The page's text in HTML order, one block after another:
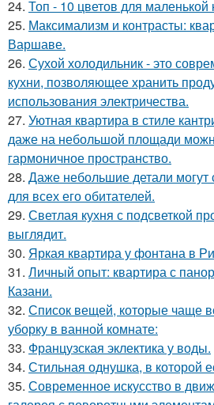
24. Топ - 10 цветов для маленькой
25. Максимализм и контрасты:
Варшаве.
26. Сухой холодильник - это
кухни, позволяющее хранить
использования электричества.
27. Уютная квартира в стиле
даже на небольшой площади
гармоничное пространство.
28. Даже небольшие детали могут
для всех его обитателей.
29. Светлая кухня с подсветкой
выглядит.
30. Яркая квартира у фонтана в
31. Личный опыт: квартира с
Казани.
32. Список вещей, которые чаще
уборку в ванной комнате:
33. Французская эклектика у воды.
34. Стильная однушка, в которой
35. Современное искусство в